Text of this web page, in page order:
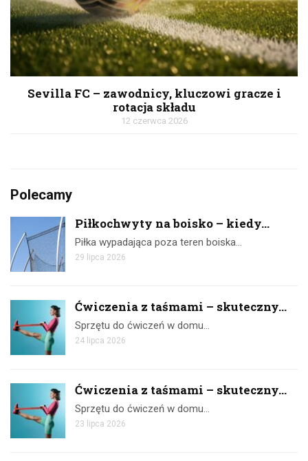
Sevilla FC – zawodnicy, kluczowi gracze i
rotacja składu
12 czerwca 2026
Polecamy
Piłkochwyty na boisko – kiedy...
Piłka wypadająca poza teren boiska…
29 lipca 2026
Ćwiczenia z taśmami – skuteczny...
Sprzętu do ćwiczeń w domu…
24 lipca 2026
Ćwiczenia z taśmami – skuteczny...
Sprzętu do ćwiczeń w domu…
23 lipca 2026